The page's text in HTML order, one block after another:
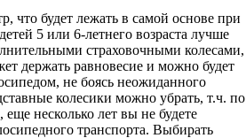
что будет лежать в самой основе при
5 или 6-летнего возраста лучше
страховочными колесами,
держать равновесие и можно будет
не боясь неожиданного
колесики можно убрать, т.ч. по
еще несколько лет вы не будете
транспорта. Выбирать